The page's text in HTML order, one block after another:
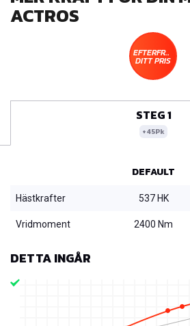
ACTROS
EFTERFRÅGA
DITT PRIS
STEG 1
+45Pk
DEFAULT
Hästkrafter 537 HK
Vridmoment 2400 Nm
DETTA INGÅR